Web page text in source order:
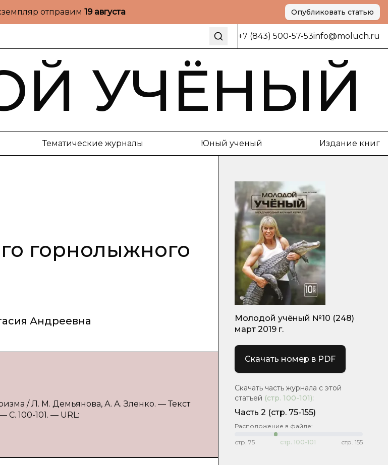
отправим 19 августа Опубликовать статью
+7 (843) 500-57-53info@moluch.ru
УЧЁНЫЙ
Тематические журналы Юный ученый Издание книг
горнолыжного
Андреевна
/ Л. М. Демьянова, А. А. Зленко. — Текст
100-101. — URL:
Молодой учёный №10 (248)
март 2019 г.
Скачать номер в PDF
Скачать часть журнала с этой
статьей (стр. 100-101):
Часть 2 (стр. 75-155)
Расположение в файле:
стр. 75 стр. 100-101 стр. 155